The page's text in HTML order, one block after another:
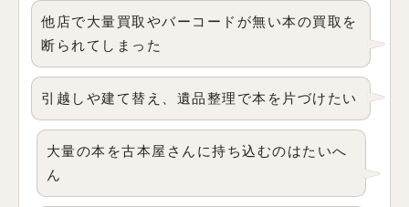
他店で大量買取やバーコードが無い本の買取を
断られてしまった
引越しや建て替え、遺品整理で本を片づけたい
大量の本を古本屋さんに持ち込むのはたいへ
ん